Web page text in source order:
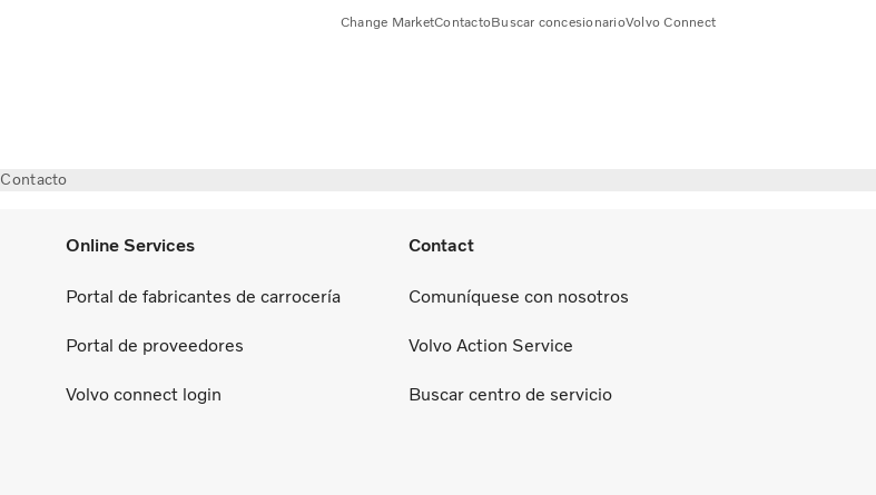
Change MarketContactoBuscar concesionarioVolvo Connect
Contacto
Online Services
Portal de fabricantes de carrocería
Portal de proveedores
Volvo connect login
Contact
Comuníquese con nosotros
Volvo Action Service
Buscar centro de servicio